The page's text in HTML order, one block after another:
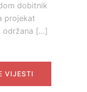
dobitnik
projekat
održana […]
VIJESTI